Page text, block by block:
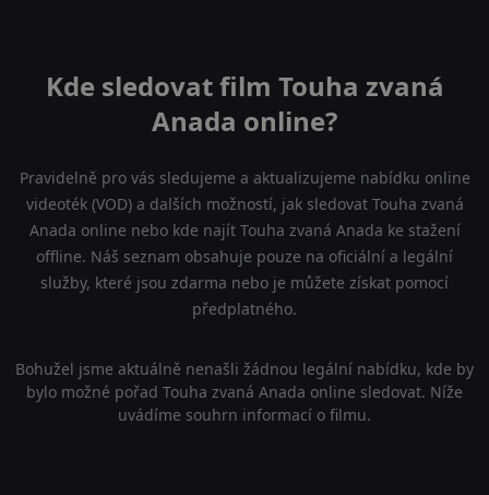
Kde sledovat film Touha zvaná
Anada online?
Pravidelně pro vás sledujeme a aktualizujeme nabídku online
videoték (VOD) a dalších možností, jak sledovat Touha zvaná
Anada online nebo kde najít Touha zvaná Anada ke stažení
offline. Náš seznam obsahuje pouze na oficiální a legální
služby, které jsou zdarma nebo je můžete získat pomocí
předplatného.
Bohužel jsme aktuálně nenašli žádnou legální nabídku, kde by
bylo možné pořad Touha zvaná Anada online sledovat. Níže
uvádíme souhrn informací o filmu.